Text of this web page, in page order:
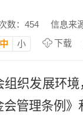
数： 454 信息来
中 小 下载
组织发展环
管理条例